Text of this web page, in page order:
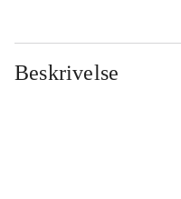
Beskrivelse